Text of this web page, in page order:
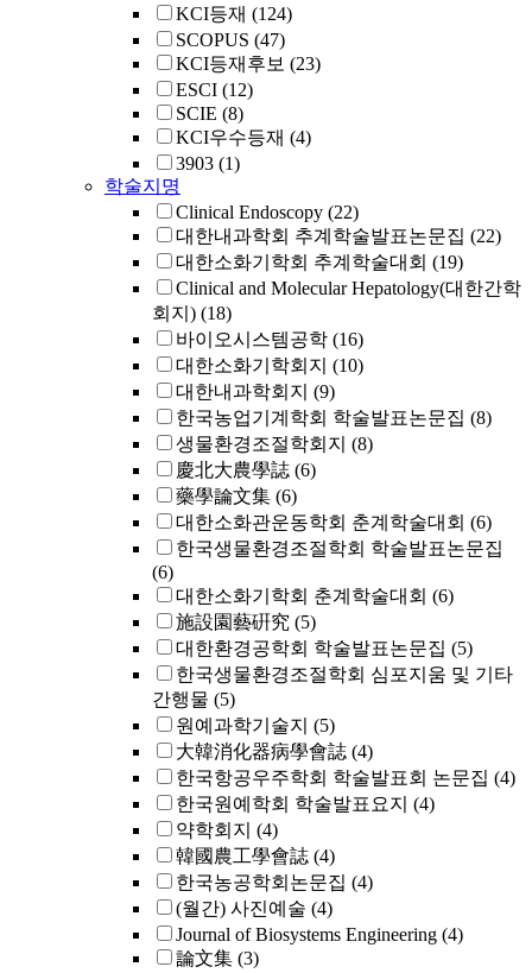
KCI등재 (124)
SCOPUS (47)
KCI등재후보 (23)
ESCI (12)
SCIE (8)
KCI우수등재 (4)
3903 (1)
학술지명
Clinical Endoscopy (22)
대한내과학회 추계학술발표논문집 (22)
대한소화기학회 추계학술대회 (19)
Clinical and Molecular Hepatology(대한간학
회지) (18)
바이오시스템공학 (16)
대한소화기학회지 (10)
대한내과학회지 (9)
한국농업기계학회 학술발표논문집 (8)
생물환경조절학회지 (8)
慶北大農學誌 (6)
藥學論文集 (6)
대한소화관운동학회 춘계학술대회 (6)
한국생물환경조절학회 학술발표논문집
(6)
대한소화기학회 춘계학술대회 (6)
施設園藝硏究 (5)
대한환경공학회 학술발표논문집 (5)
한국생물환경조절학회 심포지움 및 기타
간행물 (5)
원예과학기술지 (5)
大韓消化器病學會誌 (4)
한국항공우주학회 학술발표회 논문집 (4)
한국원예학회 학술발표요지 (4)
약학회지 (4)
韓國農工學會誌 (4)
한국농공학회논문집 (4)
(월간) 사진예술 (4)
Journal of Biosystems Engineering (4)
論文集 (3)